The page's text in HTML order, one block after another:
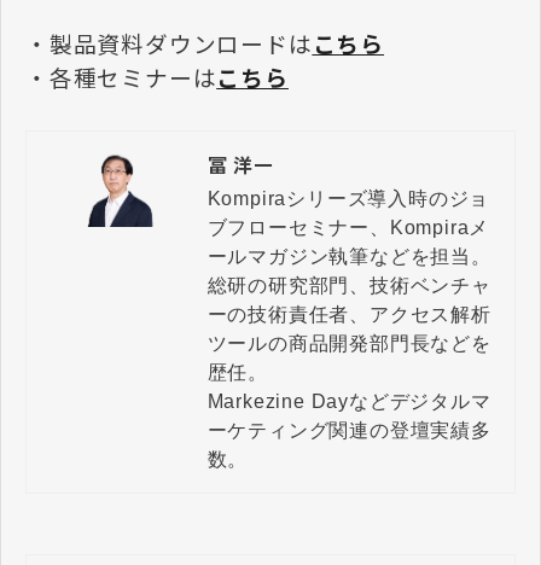
・製品資料ダウンロードはこちら
・各種セミナーはこちら
冨 洋一
Kompiraシリーズ導入時のジョ
ブフローセミナー、Kompiraメ
ールマガジン執筆などを担当。
総研の研究部門、技術ベンチャ
ーの技術責任者、アクセス解析
ツールの商品開発部門長などを
歴任。
Markezine Dayなどデジタルマ
ーケティング関連の登壇実績多
数。